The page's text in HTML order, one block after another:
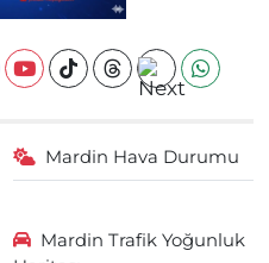
Mardin Hava Durumu
Mardin Trafik Yoğunluk